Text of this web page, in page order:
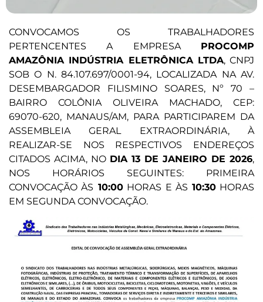
CONVOCAMOS OS TRABALHADORES
PERTENCENTES A EMPRESA PROCOMP
AMAZÔNIA INDÚSTRIA ELETRÔNICA LTDA, CNPJ
SOB O N. 84.107.697/0001-94, LOCALIZADA NA AV.
DESEMBARGADOR FILISMINO SOARES, Nº 70 –
BAIRRO COLÔNIA OLIVEIRA MACHADO, CEP:
69070-620, MANAUS/AM, PARA PARTICIPAREM DA
ASSEMBLEIA GERAL EXTRAORDINÁRIA, À
REALIZAR-SE NOS RESPECTIVOS ENDEREÇOS
CITADOS ACIMA, NO DIA 13 DE JANEIRO DE 2026,
NOS HORÁRIOS SEGUINTES: PRIMEIRA
CONVOCAÇÃO ÀS 10:00HORAS E ÀS 10:30HORAS
EM SEGUNDA CONVOCAÇÃO.